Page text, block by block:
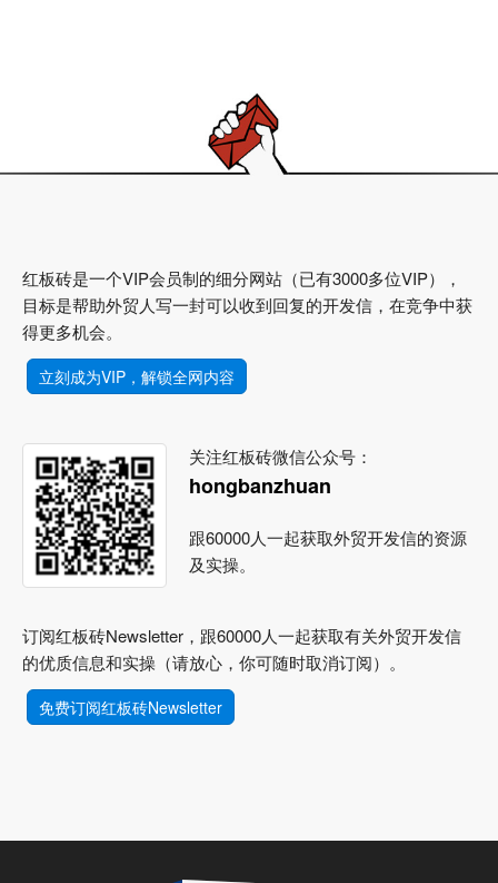
红板砖是一个VIP会员制的细分网站（已有3000多位VIP），
目标是帮助外贸人写一封可以收到回复的开发信，在竞争中获
得更多机会。
立刻成为VIP，解锁全网内容
关注红板砖微信公众号：
hongbanzhuan
跟60000人一起获取外贸开发信的资源
及实操。
订阅红板砖Newsletter，跟60000人一起获取有关外贸开发信
的优质信息和实操（请放心，你可随时取消订阅）。
免费订阅红板砖Newsletter